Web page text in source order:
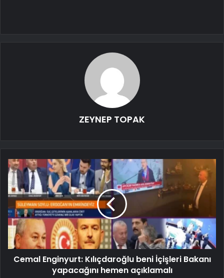
ZEYNEP TOPAK
Cemal Enginyurt: Kılıçdaroğlu beni İçişleri Bakanı
yapacağını hemen açıklamalı